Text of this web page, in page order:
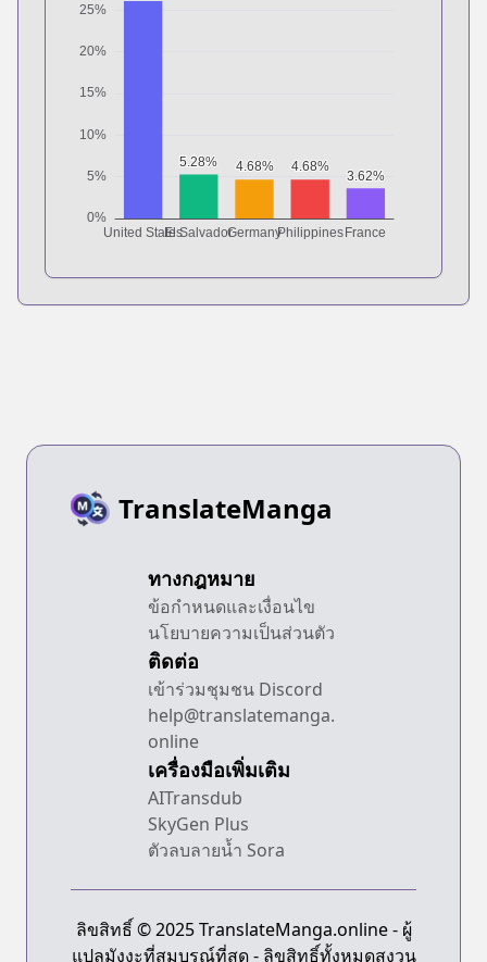
TranslateManga
ทางกฎหมาย
ข้อกำหนดและเงื่อนไข
นโยบายความเป็นส่วนตัว
ติดต่อ
เข้าร่วมชุมชน Discord
help@translatemanga.
online
เครื่องมือเพิ่มเติม
AITransdub
SkyGen Plus
ตัวลบลายน้ำ Sora
ลิขสิทธิ์ © 2025 TranslateManga.online - ผู้
แปลมังงะที่สมบูรณ์ที่สุด - ลิขสิทธิ์ทั้งหมดสงวน